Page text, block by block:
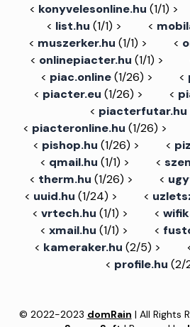
< konyvelesonline.hu (1/1) >
< list.hu (1/1) > <
< muszerker.hu (1/1) > <
< onlinepiacter.hu (1/1) >
< piac.online(1/26) > <
< piacter.eu (1/26) > <
< piacterfutar.hu
< piacteronline.hu (1/26) >
< pishop.hu (1/26) > <
< qmail.hu (1/1) > <
< therm.hu (1/26) > <
< uuid.hu (1/24) > <
< vrtech.hu (1/1) > <
< xmail.hu (1/1) > <
< kameraker.hu (2/5) >
< profile.hu (2/
© 2022-2023 domRain | All Rights